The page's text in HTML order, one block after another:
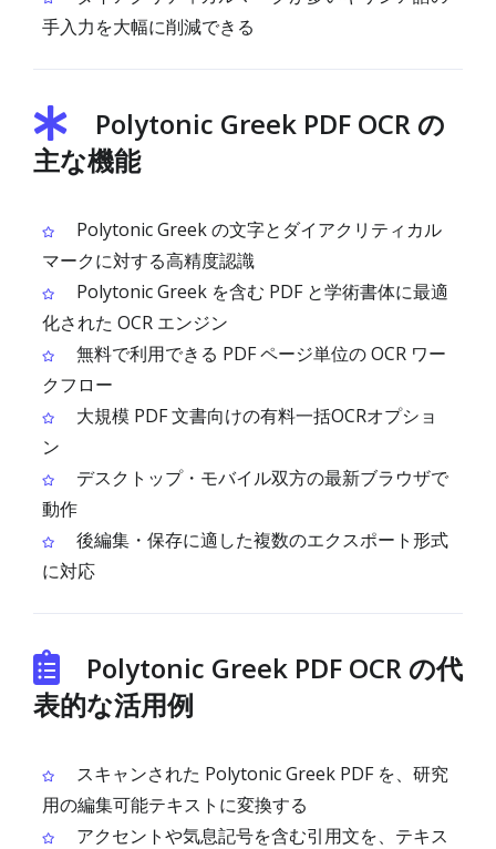
手入力を大幅に削減できる
Polytonic Greek PDF OCR の
主な機能
Polytonic Greek の文字とダイアクリティカル
マークに対する高精度認識
Polytonic Greek を含む PDF と学術書体に最適
化された OCR エンジン
無料で利用できる PDF ページ単位の OCR ワー
クフロー
大規模 PDF 文書向けの有料一括OCRオプショ
ン
デスクトップ・モバイル双方の最新ブラウザで
動作
後編集・保存に適した複数のエクスポート形式
に対応
Polytonic Greek PDF OCR の代
表的な活用例
スキャンされた Polytonic Greek PDF を、研究
用の編集可能テキストに変換する
アクセントや気息記号を含む引用文を、テキス